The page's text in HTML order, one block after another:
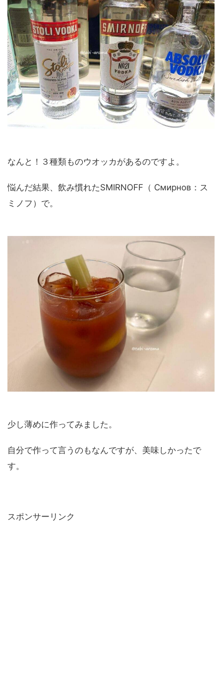
なんと！３種類ものウオッカがあるのですよ。
悩んだ結果、飲み慣れたSMIRNOFF（ Смирнов：ス
ミノフ）で。
少し薄めに作ってみました。
自分で作って言うのもなんですが、美味しかったで
す。
スポンサーリンク